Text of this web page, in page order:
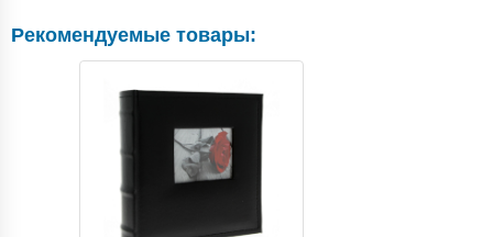
Рекомендуемые товары: